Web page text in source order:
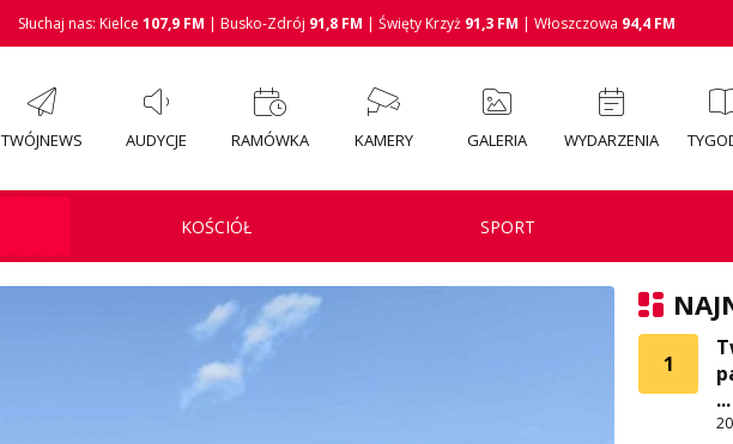
Słuchaj nas: Kielce 107,9 FM | Busko-Zdrój 91,8 FM | Święty Krzyż 91,3 FM | Włoszczowa 94,4 FM
TWÓJNEWS AUDYCJE RAMÓWKA KAMERY GALERIA WYDARZENIA
KOŚCIÓŁ SPORT
1
...